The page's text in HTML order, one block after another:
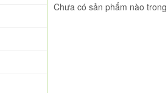
Chưa có sản phẩm nào